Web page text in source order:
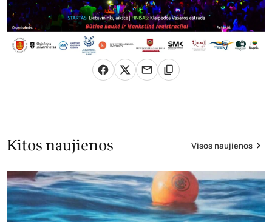
Kitos naujienos Visos naujienos